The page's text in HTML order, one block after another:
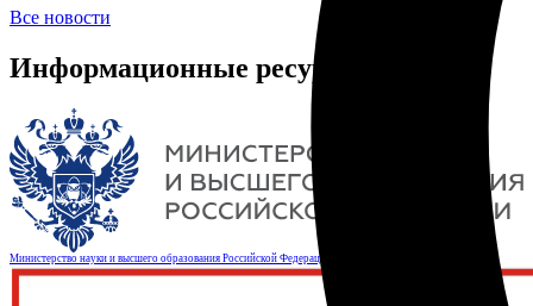
Все новости
Информационные ресурсы
Министерство науки и высшего образования Российской Федерации